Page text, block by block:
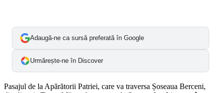
Adaugă-ne ca sursă preferată în Google
Urmărește-ne în Discover
Pasajul de la Apărătorii Patriei, care va traversa Șoseaua Berceni,